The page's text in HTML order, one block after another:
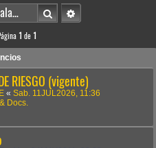
a
r
BuscarBúsqueda avanzada
1 de 1
RIESGO (vigente)
« Sab. 11JUL2026, 11:36
Docs.